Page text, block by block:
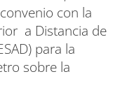
con la
a Distancia de
para la
sobre la